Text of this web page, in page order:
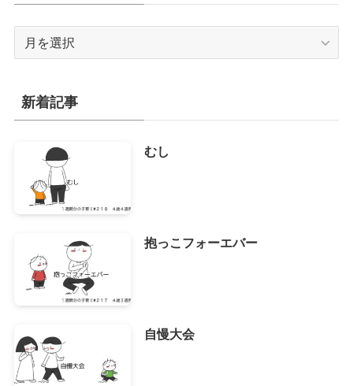
イ
ブ
新着記事
むし
抱っこフォーエバー
自慢大会